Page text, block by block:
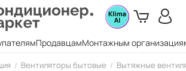
ПродавцамМонтажным
/ Вентиляторы бытовые / Вытяжные